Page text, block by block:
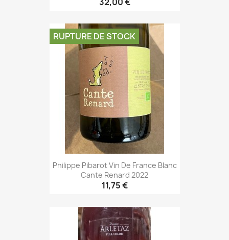
Philippe Pibarot Vin De France Blanc
Cante Renard 2022
11,75 €
RUPTURE DE STOCK